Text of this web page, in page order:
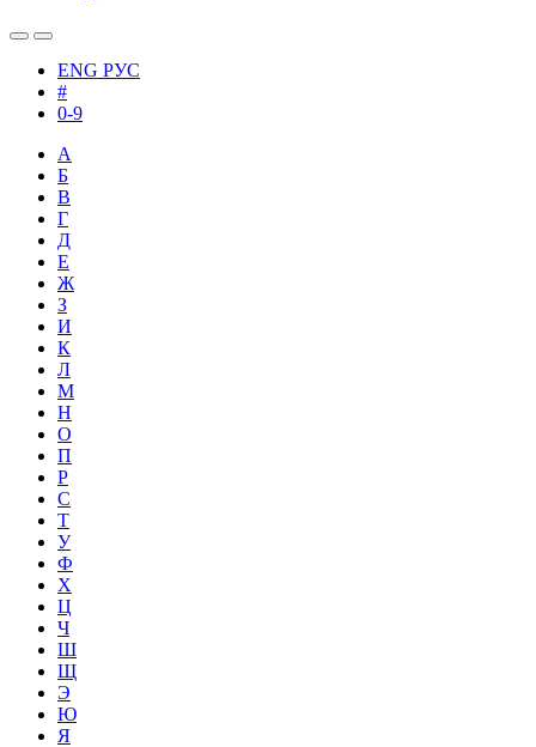
ENG РУС
#
0-9
А
Б
В
Г
Д
Е
Ж
З
И
К
Л
М
Н
О
П
Р
С
Т
У
Ф
Х
Ц
Ч
Ш
Щ
Э
Ю
Я